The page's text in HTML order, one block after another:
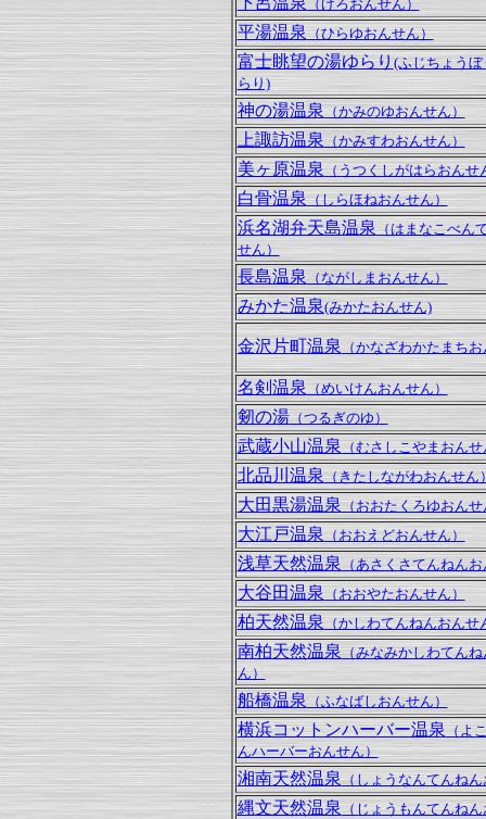
（げろおんせん）
平湯温泉（ひらゆおんせん）
富士眺望の湯ゆらり(ふじちょう
らり)
神の湯温泉 （かみのゆおんせん）
上諏訪温泉（かみすわおんせん）
美ヶ原温泉（うつくしがはらおんせ
白骨温泉（しらほねおんせん）
浜名湖弁天島温泉（はまなこべん
せん）
長島温泉（ながしまおんせん）
みかた温泉(みかたおんせん)
金沢片町温泉 （かなざわかたまち
名剣温泉 （めいけんおんせん）
剱の湯（つるぎのゆ）
武蔵小山温泉 （むさしこやまおん
北品川温泉（きたしながわおんせん
大田黒湯温泉（おおたくろゆおんせ
大江戸温泉 （おおえどおんせん）
浅草天然温泉 （あさくさてんねん
大谷田温泉 （おおやたおんせん）
柏天然温泉 （かしわてんねんおんせ
南柏天然温泉（みなみかしわてんね
ん）
船橋温泉 （ふなばしおんせん）
横浜コットンハーバー温泉 （よ
んハーバーおんせん）
湘南天然温泉（しょうなんてんね
縄文天然温泉 （じょうもんてんね